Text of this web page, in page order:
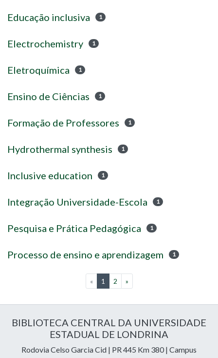
Educação inclusiva 1
Electrochemistry 1
Eletroquímica 1
Ensino de Ciências 1
Formação de Professores 1
Hydrothermal synthesis 1
Inclusive education 1
Integração Universidade-Escola 1
Pesquisa e Prática Pedagógica 1
Processo de ensino e aprendizagem 1
« 1 (current)
2 »
BIBLIOTECA CENTRAL DA UNIVERSIDADE
ESTADUAL DE LONDRINA
Rodovia Celso Garcia Cid | PR 445 Km 380 | Campus